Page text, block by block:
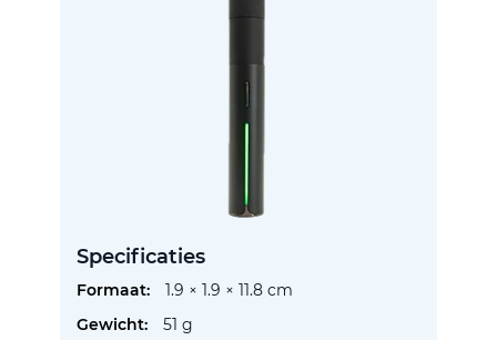
Specificaties
Meer
1.9 × 1.9 × 11.8 cm
51 g